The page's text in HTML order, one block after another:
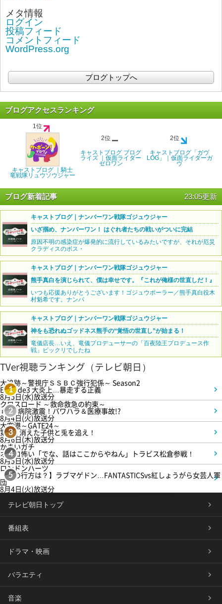
メタ情報
ログイン
投稿フィード
コメントフィード
WordPress.org
ブログトップへ
ブログアクセスランキング
1位
キャストブログ ｜騎士
竜戦隊リュウソウジャー
2位
キャストブログ ブログ
ライズ ｜仮面ライダー
ゼロワン
2位
キャストブログ「ガヴ
LOG」｜仮面ライダーガ
ヴ
ブログ新着記事 23:05更新
キャストブログ｜ナンバーワン戦隊ゴジュウジャー
いざ掴め、ナンバーワン！ はぐれ者たちの戦いがついに完結
原因不明の感染症が爆発的に流行しているみたいですが、それが厄災
クラディスのボス・
キャストブログ｜ナンバーワン戦隊ゴジュウジャー
熊手真白を演じられて、僕は幸せです。『これが俺様の世直しだ！』
いつも応援ありがとうございます！ゴジュウポーラー／熊手真白役木
村魁希です。ナンバ
キャストブログ｜ナンバーワン戦隊ゴジュウジャー
神をも恐れぬゴッドネス熊手の“覚悟の世直し”が始まる！
竜儀店長…いえ、竜儀プロデューサーの「百夜陸王プロデュース作
戦」ビックリでしたね
TVer視聴ランキング（テレビ朝日）
1
大追跡～警視庁ＳＳＢＣ強行犯係～ Season2
Episode3 大炎上…暴走する正義
8月5日(水)放送分
2
クロスロード ～救命救急の約束～
＃5 病院激震！パワハラ＆医療事故!?
8月4日(火)放送分
3
大空港～GATE24～
第3話 消えた子供と兎を追え！
8月6日(木)放送分
4
かまいガチ
オモロ怖い「でな、話はここからやねん」トラビス松倉参戦！
8月5日(水)放送分
5
ロンドンハーツ
【恋の行方は？】ラブマゲドン…FANTASTICSvs紅しょうがら女芸人軍
団
8月4日(火)放送分
テレビ朝日トップ
番組表
ドラマ・映画
バラエティ
音楽